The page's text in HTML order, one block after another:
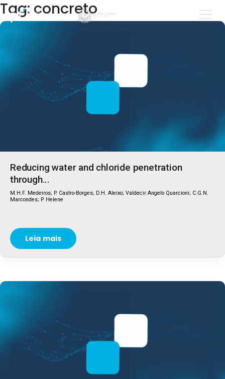
Tag: concreto
Reducing water and chloride penetration
through...
M.H.F. Medeiros; P. Castro-Borges; D.H. Aleixo; Valdecir Angelo Quarcioni; C.G.N.
Marcondes; P. Helene
Leia mais